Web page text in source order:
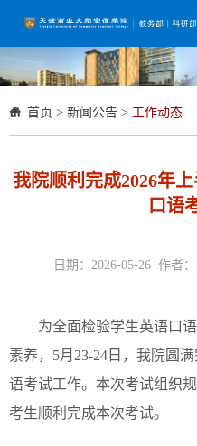
首页 > 新闻公告 > 工作动态
我院顺利完成2026年
口语
日期：2026-05-26 作者
为全面检验学生英语口
素养，5月23-24日，我院圆
语考试工作。本次考试组织
考生顺利完成本次考试。